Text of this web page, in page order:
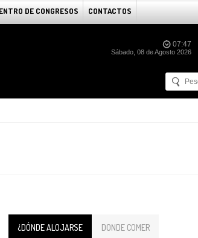
DE CONGRESOS CONTACTOS
07:47
Sábado, 08 de Agosto 2026
¿DÓNDE ALOJARSE DONDE COMER